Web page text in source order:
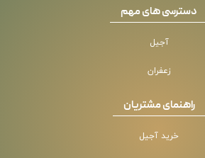
دسترسی های مهم
آجیل
زعفران
راهنمای مشتریان
خرید آجیل